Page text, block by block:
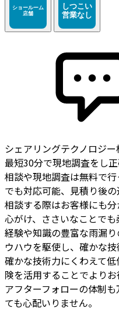
シェアリングテクノロジ
最短30分で現地調査をし正
相談や現地調査は無料で
でも対応可能、見積り後の
相談する際はお客様にも
心がけ、ささいなことでも
経験や知識の豊富な雨漏
ウハウを駆使し、確かな
確かな技術力にくわえて
険を活用することでよりお
アフターフォローの体制
ても心配いりません。